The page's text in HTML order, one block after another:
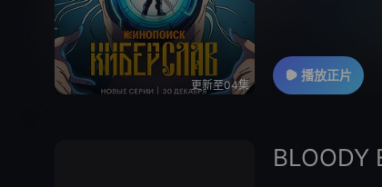
更新至04集
播放正片
BLOODY